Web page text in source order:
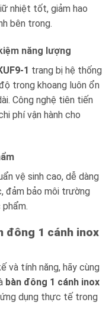
nhiệt tốt, giảm hao
bên trong.
năng lượng
1 trang bị hệ thống
trong khoang luôn ổn
Công nghệ tiên tiến
phí vận hành cho
vệ sinh cao, dễ dàng
đảm bảo môi trường
đông 1 cánh inox
và tính năng, hãy cùng
bàn đông 1 cánh inox
dụng thực tế trong